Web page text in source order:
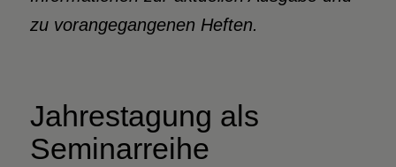
zu vorangegangenen Heften.
Jahrestagung als
Seminarreihe